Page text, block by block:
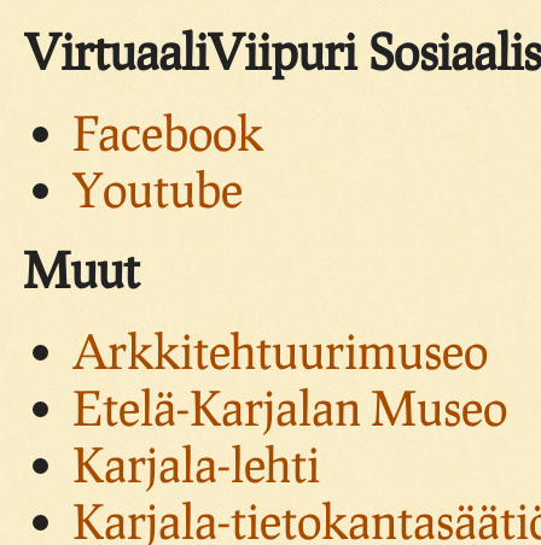
VirtuaaliViipuri
Facebook
Youtube
Muut
Arkkitehtuurimuseo
Etelä-Karjalan Museo
Karjala-lehti
Karjala-